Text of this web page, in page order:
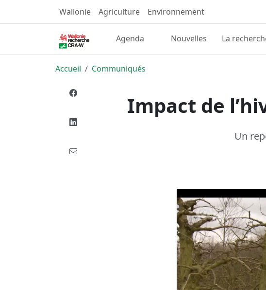
Wallonie Agriculture Environnement
Agenda Nouvelles La
Accueil
Communiqués
Impact de
Un